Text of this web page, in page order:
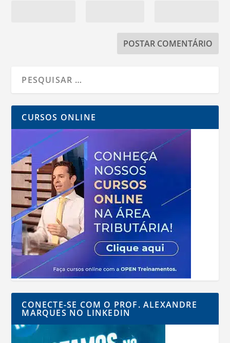
CURSOS ONLINE
CONECTE-SE COM O PROF. ALEXANDRE
MARQUES NO LINKEDIN